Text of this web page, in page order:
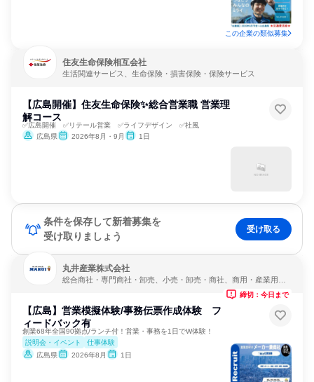
この企業の類似募集
住友生命保険相互会社
生活関連サービス、生命保険・損害保険・保険サービス
【広島開催】住友生命保険✨総合営業職 営業理
解コース
✅広島開催 ✅リテール営業 ✅ライフデザイン ✅社風
広島県
2026年8月・9月 1日
条件を保存して新着募集を
受け取りましょう
受け取る
丸井産業株式会社
総合商社・専門商社・卸売、小売・卸売・商社、商用・産業用機
【広島】営業模擬体験/事務伝票作成体験 フ
ィードバック有
創業68年全国90拠点/ランチ付！営業・事務を1日でW体験！
説明会・イベント
仕事体験
広島県
2026年8月 1日
締切：今日まで